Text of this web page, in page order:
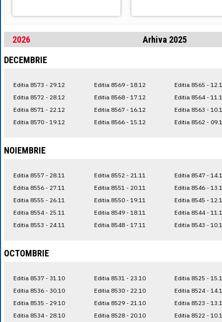
2026
Arhiva 2025
DECEMBRIE
Editia 8573 - 29.12
Editia 8572 - 28.12
Editia 8571 - 22.12
Editia 8570 - 19.12
Editia 8569 - 18.12
Editia 8568 - 17.12
Editia 8567 - 16.12
Editia 8566 - 15.12
Editia 8565 -
Editia 8564 -
Editia 8563 -
Editia 8562 -
NOIEMBRIE
Editia 8557 - 28.11
Editia 8556 - 27.11
Editia 8555 - 26.11
Editia 8554 - 25.11
Editia 8553 - 24.11
Editia 8552 - 21.11
Editia 8551 - 20.11
Editia 8550 - 19.11
Editia 8549 - 18.11
Editia 8548 - 17.11
Editia 8547 -
Editia 8546 -
Editia 8545 -
Editia 8544 -
Editia 8543 -
OCTOMBRIE
Editia 8537 - 31.10
Editia 8536 - 30.10
Editia 8535 - 29.10
Editia 8534 - 28.10
Editia 8531 - 23.10
Editia 8530 - 22.10
Editia 8529 - 21.10
Editia 8528 - 20.10
Editia 8525 -
Editia 8524 -
Editia 8523 -
Editia 8522 -